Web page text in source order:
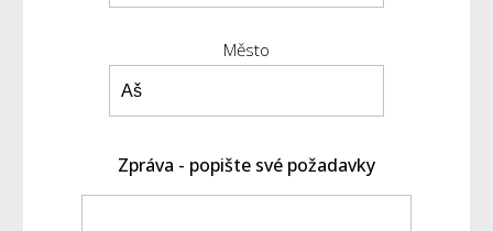
Město
Zpráva - popište své požadavky